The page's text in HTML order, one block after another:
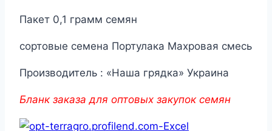
Пакет 0,1 грамм семян
сортовые семена Портулака Махровая смесь
Производитель : «Наша грядка» Украина
Бланк заказа для оптовых закупок семян